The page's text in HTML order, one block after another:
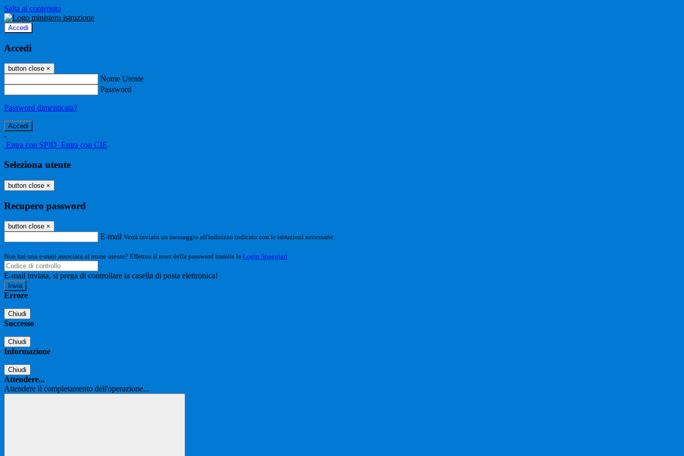
Salta al contenuto
Accedi
Accedi
button close ×
Nome Utente
Password
Password dimenticata?
-
Entra con SPID Entra con CIE
Seleziona utente
button close ×
Recupero password
button close ×
E-mail Verrà inviato un messaggio all'indirizzo indicato con le istruzioni necessarie.
Non hai una e-mail associata al nome utente? Effettua il reset della password tramite la Login Spaggiari
E-mail inviata, si prega di controllare la casella di posta elettronica!
Errore
Chiudi
Successo
Chiudi
Informazione
Chiudi
Attendere...
Attendere il completamento dell'operazione...